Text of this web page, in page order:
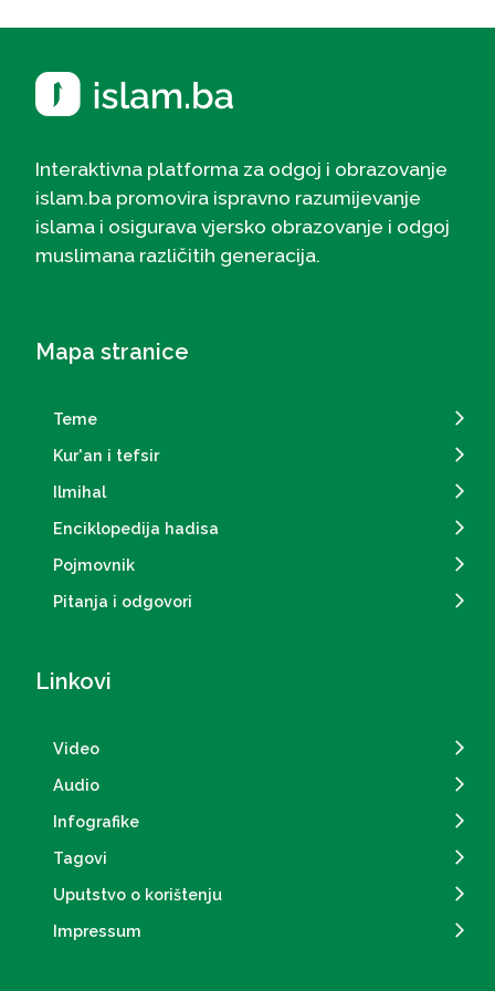
Interaktivna platforma za odgoj i obrazovanje
islam.ba promovira ispravno razumijevanje
islama i osigurava vjersko obrazovanje i odgoj
muslimana različitih generacija.
Mapa stranice
Teme
Kur'an i tefsir
Ilmihal
Enciklopedija hadisa
Pojmovnik
Pitanja i odgovori
Linkovi
Video
Audio
Infografike
Tagovi
Uputstvo o korištenju
Impressum